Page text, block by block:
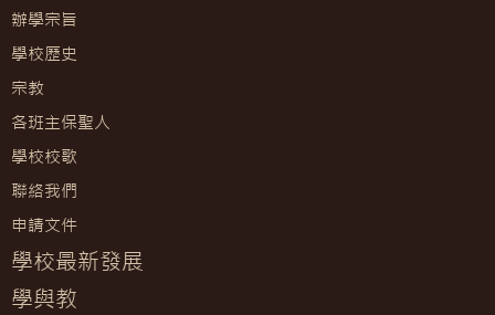
辦學宗旨
學校歷史
宗教
各班主保聖人
學校校歌
聯絡我們
申請文件
學校最新發展
學與教